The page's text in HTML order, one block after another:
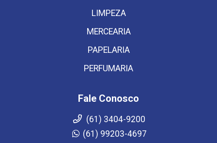
LIMPEZA
MERCEARIA
PAPELARIA
PERFUMARIA
Fale Conosco
(61) 3404-9200
(61) 99203-4697